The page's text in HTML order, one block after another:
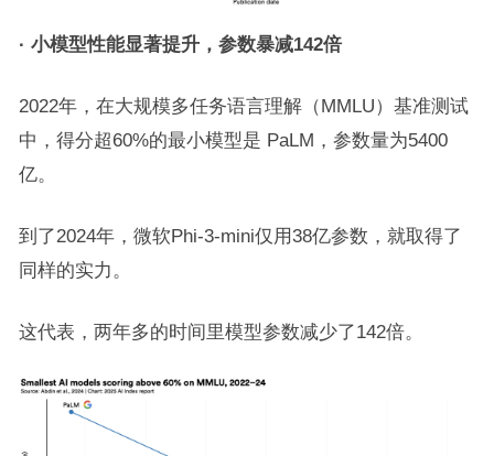
· 小模型性能显著提升，参数暴减142倍
2022年，在大规模多任务语言理解（MMLU）基准测试
中，得分超60%的最小模型是 PaLM，参数量为5400
亿。
到了2024年，微软Phi-3-mini仅用38亿参数，就取得了
同样的实力。
这代表，两年多的时间里模型参数减少了142倍。